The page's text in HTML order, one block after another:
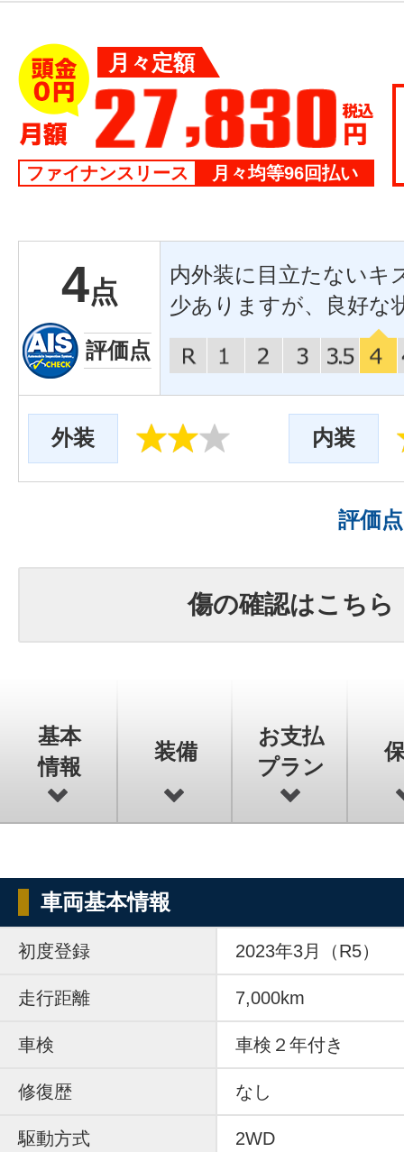
月々定額
ファイナンスリース 月々均等96回払い
4点
評価点
内外装に目立たないキ
少ありますが、良好な
外装 内装
評価
傷の確認はこちら
基本
情報
装備
お支払
プラン
車両基本情報
初度登録 2023年3月（R5）
走行距離 7,000km
車検 車検２年付き
修復歴 なし
駆動方式 2WD